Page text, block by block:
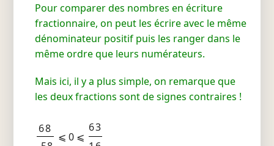
Pour comparer des nombres en écriture
fractionnaire, on peut les écrire avec le même
dénominateur positif puis les ranger dans le
même ordre que leurs numérateurs.
Mais ici, il y a plus simple, on remarque que
les deux fractions sont de signes contraires !
68
⩽ 0 ⩽
63